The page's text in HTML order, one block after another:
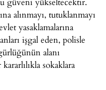
alınmayı, tutuklanmayı
yasaklamalarına
işgal eden, polisle
alanı
sokaklara